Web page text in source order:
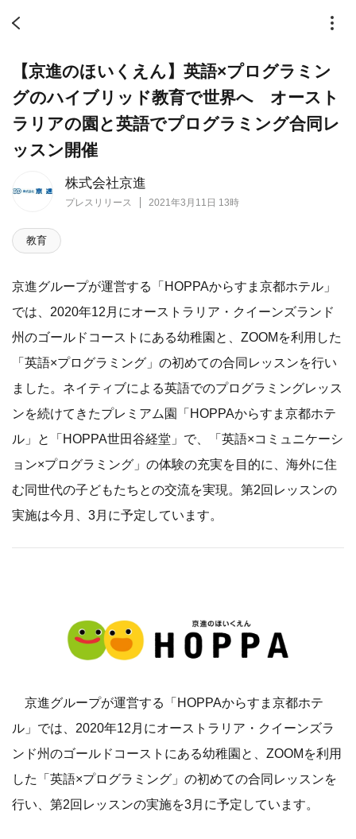
株式会社京進
プレスリリース 2021年3月11日 13時
【京進のほいくえん】英語×プログラミン
グのハイブリッド教育で世界へ オースト
ラリアの園と英語でプログラミング合同レ
ッスン開催
教育
京進グループが運営する「HOPPAからすま京都ホテル」
では、2020年12月にオーストラリア・クイーンズランド
州のゴールドコーストにある幼稚園と、ZOOMを利用した
「英語×プログラミング」の初めての合同レッスンを行い
ました。ネイティブによる英語でのプログラミングレッス
ンを続けてきたプレミアム園「HOPPAからすま京都ホテ
ル」と「HOPPA世田谷経堂」で、「英語×コミュニケーシ
ョン×プログラミング」の体験の充実を目的に、海外に住
む同世代の子どもたちとの交流を実現。第2回レッスンの
実施は今月、3月に予定しています。
京進グループが運営する「HOPPAからすま京都ホテ
ル」では、2020年12月にオーストラリア・クイーンズラ
ンド州のゴールドコーストにある幼稚園と、ZOOMを利用
した「英語×プログラミング」の初めての合同レッスンを
行い、第2回レッスンの実施を3月に予定しています。